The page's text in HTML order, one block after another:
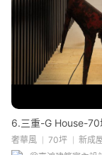
6.三重-G House-
奢華風 70坪 新成